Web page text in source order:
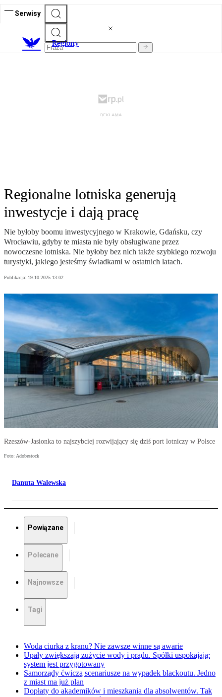
Serwisy
Regiony
Regionalne lotniska generują
inwestycje i dają pracę
Nie byłoby boomu inwestycyjnego w Krakowie, Gdańsku, czy
Wrocławiu, gdyby te miasta nie były obsługiwane przez
nowoczesne lotniska. Nie byłoby bez nich także szybkiego rozwoju
turystyki, jakiego jesteśmy świadkami w ostatnich latach.
Publikacja: 19.10.2025 13:02
Rzeszów-Jasionka to najszybciej rozwijający się dziś port lotniczy w Polsce
Foto: Adobestock
Danuta Walewska
Powiązane
Polecane
Najnowsze
Tagi
Woda ciurka z kranu? Nie zawsze winne są awarie
Upały zwiększają zużycie wody i prądu. Spółki uspokajają:
system jest przygotowany
Samorządy ćwiczą scenariusze na wypadek blackoutu. Jedno
z miast ma już plan
Dopłaty do akademików i mieszkania dla absolwentów. Tak